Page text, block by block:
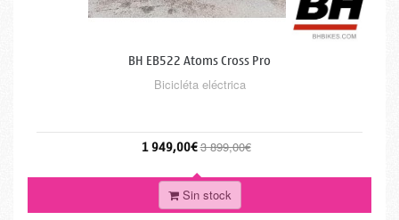
BH EB522 Atoms Cross Pro
Bicicléta eléctrica
1 949,00€3 899,00€
Sin stock